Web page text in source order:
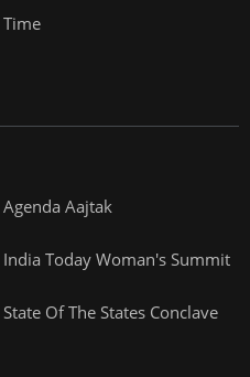
Time
Agenda Aajtak
India Today Woman's Summit
State Of The States Conclave